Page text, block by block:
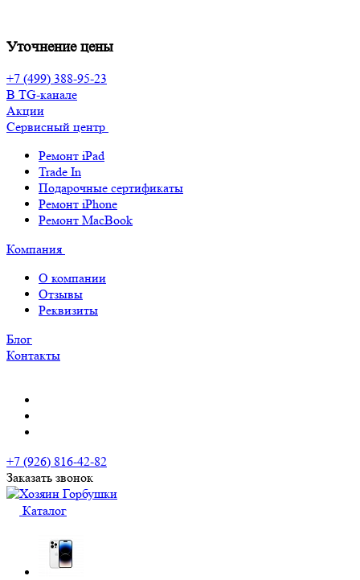
Уточнение цены
+7 (499) 388-95-23
В TG-канале
Акции
Сервисный центр
Ремонт iPad
Trade In
Подарочные сертификаты
Ремонт iPhone
Ремонт MacBook
Компания
О компании
Отзывы
Реквизиты
Блог
Контакты
+7 (926) 816-42-82
Заказать звонок
Каталог